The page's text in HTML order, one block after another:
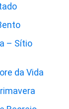
– Sítio
da Vida